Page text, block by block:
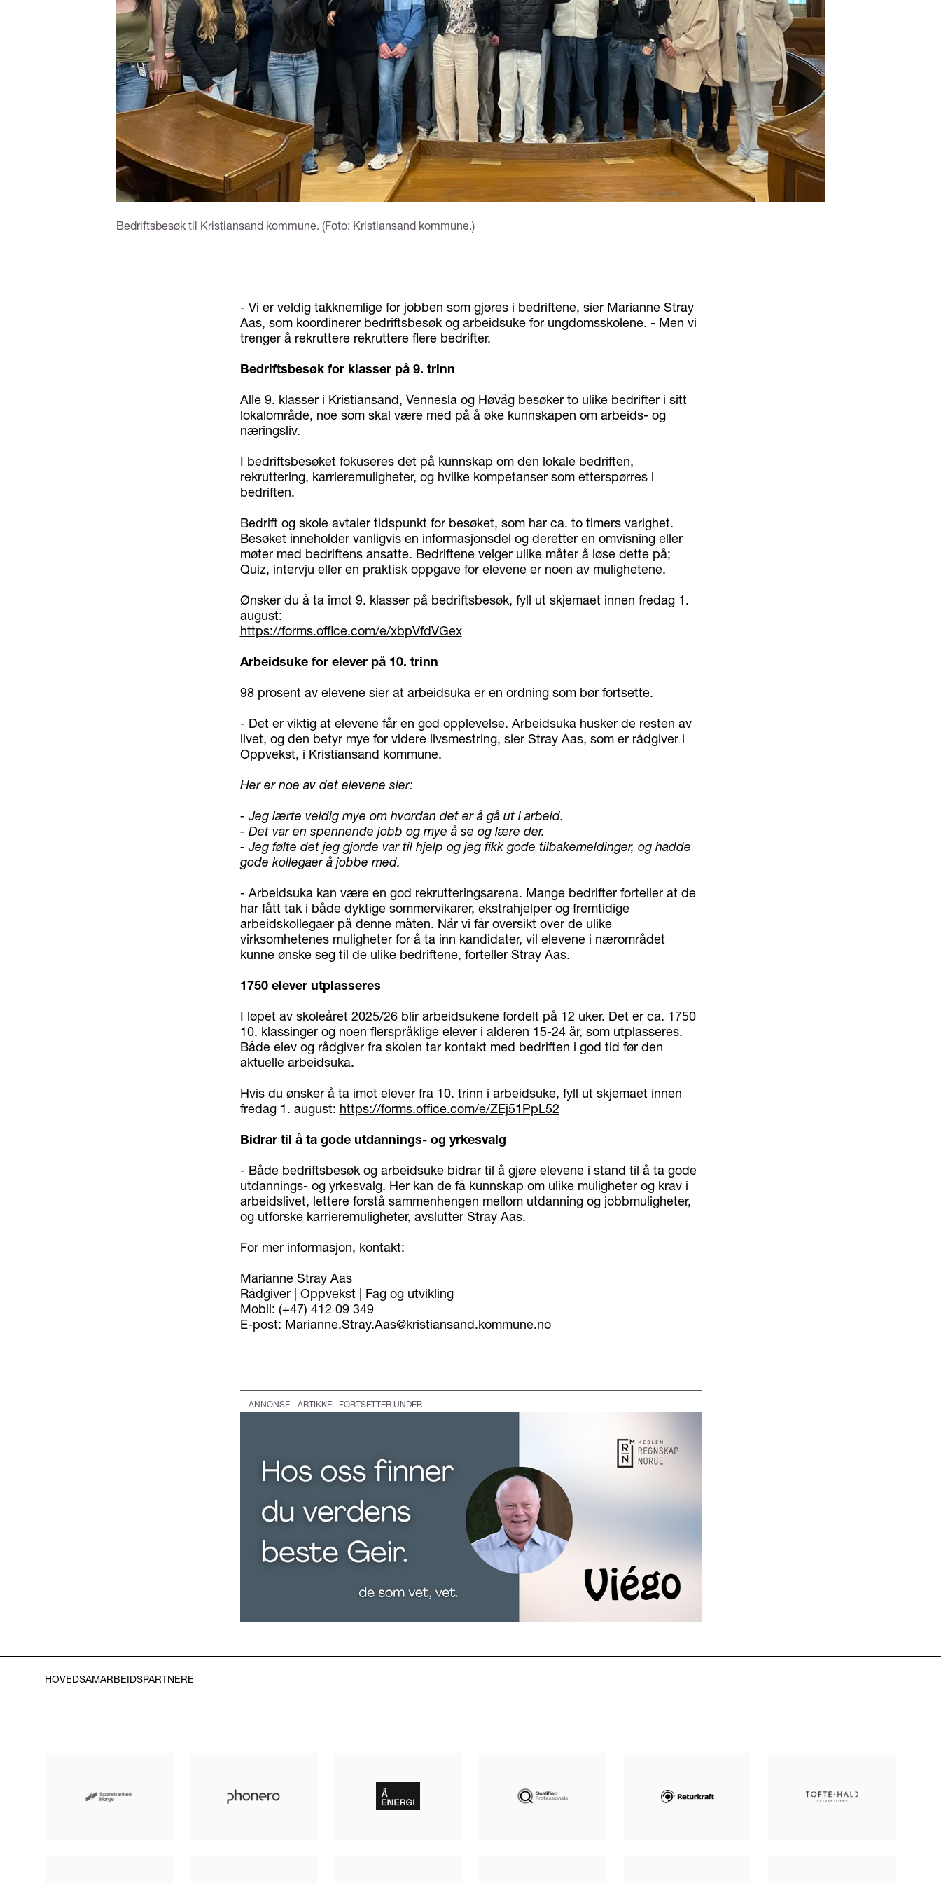
Bedriftsbesøk til Kristiansand kommune. (Foto: Kristiansand kommune.)
- Vi er veldig takknemlige for jobben som gjøres i bedriftene, sier Marianne Stray
Aas, som koordinerer bedriftsbesøk og arbeidsuke for ungdomsskolene. - Men vi
trenger å rekruttere rekruttere flere bedrifter.
Bedriftsbesøk for klasser på 9. trinn
Alle 9. klasser i Kristiansand, Vennesla og Høvåg besøker to ulike bedrifter i sitt
lokalområde, noe som skal være med på å øke kunnskapen om arbeids- og
næringsliv.
I bedriftsbesøket fokuseres det på kunnskap om den lokale bedriften,
rekruttering, karrieremuligheter, og hvilke kompetanser som etterspørres i
bedriften.
Bedrift og skole avtaler tidspunkt for besøket, som har ca. to timers varighet.
Besøket inneholder vanligvis en informasjonsdel og deretter en omvisning eller
møter med bedriftens ansatte. Bedriftene velger ulike måter å løse dette på;
Quiz, intervju eller en praktisk oppgave for elevene er noen av mulighetene.
Ønsker du å ta imot 9. klasser på bedriftsbesøk, fyll ut skjemaet innen fredag 1.
august:
https://forms.office.com/e/xbpVfdVGex
Arbeidsuke for elever på 10. trinn
98 prosent av elevene sier at arbeidsuka er en ordning som bør fortsette.
- Det er viktig at elevene får en god opplevelse. Arbeidsuka husker de resten av
livet, og den betyr mye for videre livsmestring, sier Stray Aas, som er rådgiver i
Oppvekst, i Kristiansand kommune.
Her er noe av det elevene sier:
- Jeg lærte veldig mye om hvordan det er å gå ut i arbeid.
- Det var en spennende jobb og mye å se og lære der.
- Jeg følte det jeg gjorde var til hjelp og jeg fikk gode tilbakemeldinger, og hadde
gode kollegaer å jobbe med.
- Arbeidsuka kan være en god rekrutteringsarena. Mange bedrifter forteller at de
har fått tak i både dyktige sommervikarer, ekstrahjelper og fremtidige
arbeidskollegaer på denne måten. Når vi får oversikt over de ulike
virksomhetenes muligheter for å ta inn kandidater, vil elevene i nærområdet
kunne ønske seg til de ulike bedriftene, forteller Stray Aas.
1750 elever utplasseres
I løpet av skoleåret 2025/26 blir arbeidsukene fordelt på 12 uker. Det er ca. 1750
10. klassinger og noen flerspråklige elever i alderen 15-24 år, som utplasseres.
Både elev og rådgiver fra skolen tar kontakt med bedriften i god tid før den
aktuelle arbeidsuka.
Hvis du ønsker å ta imot elever fra 10. trinn i arbeidsuke, fyll ut skjemaet innen
fredag 1. august: https://forms.office.com/e/ZEj51PpL52
Bidrar til å ta gode utdannings- og yrkesvalg
- Både bedriftsbesøk og arbeidsuke bidrar til å gjøre elevene i stand til å ta gode
utdannings- og yrkesvalg. Her kan de få kunnskap om ulike muligheter og krav i
arbeidslivet, lettere forstå sammenhengen mellom utdanning og jobbmuligheter,
og utforske karrieremuligheter, avslutter Stray Aas.
For mer informasjon, kontakt:
Marianne Stray Aas
Rådgiver | Oppvekst | Fag og utvikling
Mobil: (+47) 412 09 349
E-post: Marianne.Stray.Aas@kristiansand.kommune.no
ANNONSE - ARTIKKEL FORTSETTER UNDER
HOVEDSAMARBEIDSPARTNERE